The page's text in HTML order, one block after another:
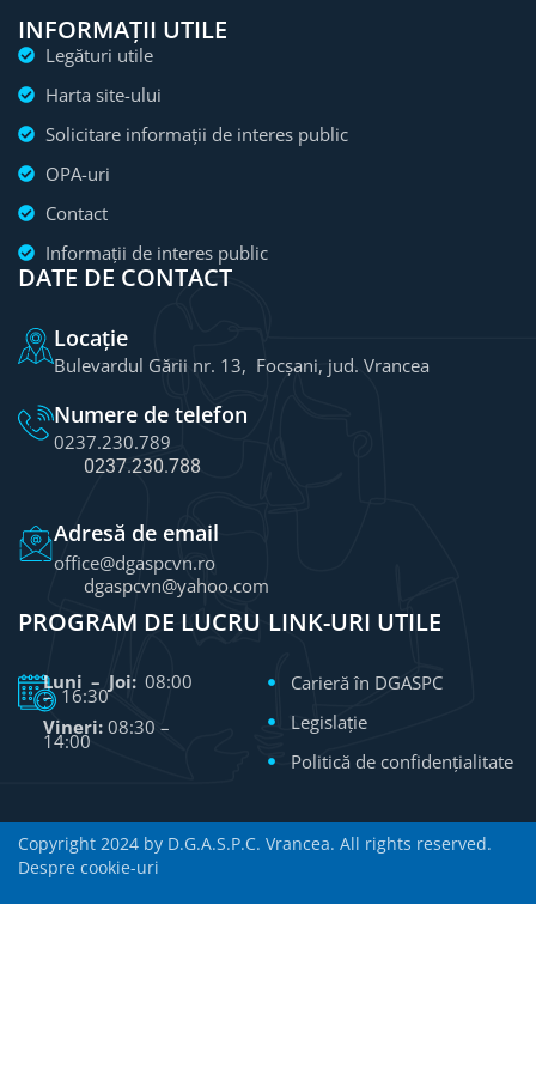
INFORMAȚII UTILE
Legături utile
Harta site-ului
Solicitare informații de interes public
OPA-uri
Contact
Informații de interes public
DATE DE CONTACT
Locație
Bulevardul Gării nr. 13, Focșani, jud. Vrancea
Numere de telefon
0237.230.789
0237.230.788
Adresă de email
office@dgaspcvn.ro
dgaspcvn@yahoo.com
PROGRAM DE LUCRU
Luni – Joi: 08:00
– 16:30
Vineri: 08:30 –
14:00
LINK-URI UTILE
Carieră în DGASPC
Legislație
Politică de confidențialitate
Copyright 2024 by D.G.A.S.P.C. Vrancea. All rights reserved.
Despre cookie-uri